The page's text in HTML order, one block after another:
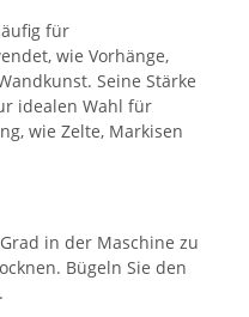
für
wie Vorhänge,
Seine Stärke
idealen Wahl für
wie Zelte, Markisen
in der Maschine zu
Bügeln Sie den